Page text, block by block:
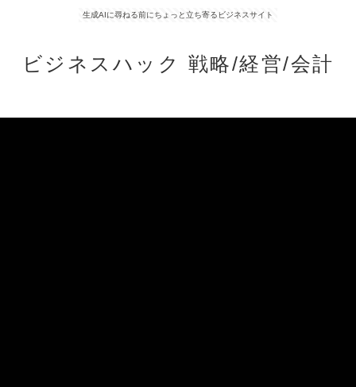
生成AIに尋ねる前にちょっと立ち寄るビジネスサイト
ビジネスハック 戦略/経営/会計